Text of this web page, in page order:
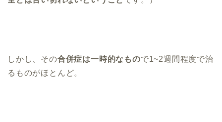
しかし、その合併症は一時的なもので1~2週間程度で治
るものがほとんど。